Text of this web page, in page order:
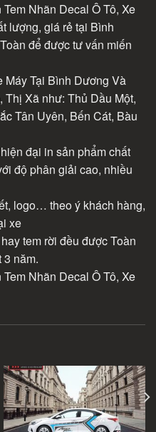
Nhãn Decal Ô Tô, Xe
lượng, giá rẻ tại Bình
để được tư vấn miến
Máy Tại Bình Dương Và
Xã như: Thủ Dầu Một,
Tân Uyên, Bến Cát, Bàu
đại in sản phẩm chất
độ phân giải cao, nhiều
logo… theo ý khách hàng,
xe
tem rời đều được Toàn
năm.
Nhãn Decal Ô Tô, Xe